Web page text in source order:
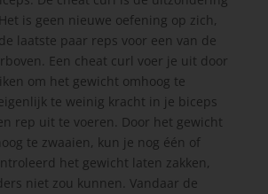
is geen nieuwe oefening op zich,
laatste paar reps voor een van de
Een cheat curl voer je uit door
om het gewicht omhoog te
te weinig kracht in je biceps
rep uit te voeren. Door het gewicht
te zwaaien, kun je nog één of
het gewicht laten zakken,
niet zou kunnen. Vandaar de